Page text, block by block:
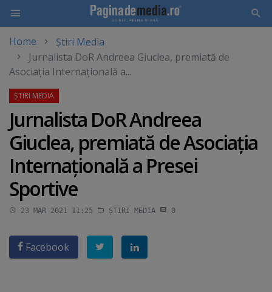
main
content
Home
Știri Media
Jurnalista DoR Andreea Giuclea, premiată de
Asociaţia Internaţională a...
Jurnalista DoR Andreea
Giuclea, premiată de Asociaţia
Internaţională a Presei
Sportive
23 MAR 2021 11:25 ȘTIRI MEDIA 0
Facebook